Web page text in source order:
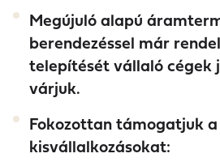
Megújuló alapú
berendezéssel már
telepítését vállaló cégek
várjuk.
Fokozottan támogatjuk a
kisvállalkozásokat: